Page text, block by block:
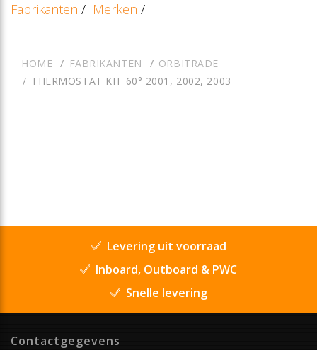
Fabrikanten / Merken /
HOME FABRIKANTEN
ORBITRADE
THERMOSTAT KIT 60° 2001, 2002, 2003
Levering uit voorraad
Inboard, Outboard & PWC
Snelle levering
Contactgegevens